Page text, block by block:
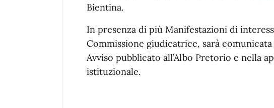
Bientina.
In presenza di più Manifestazioni di
Commissione giudicatrice, sarà
Avviso pubblicato all’Albo Pretorio e nella
istituzionale.